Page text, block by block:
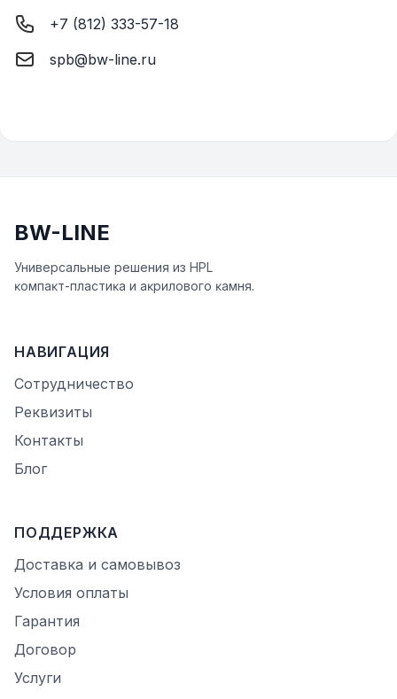
+7 (812) 333-57-18
spb@bw-line.ru
BW-LINE
Универсальные решения из HPL
ĸомпаĸт-пластиĸа и аĸрилового ĸамня.
НАВИГАЦИЯ
Сотрудничество
Реквизиты
Контакты
Блог
ПОДДЕРЖКА
Доставка и самовывоз
Условия оплаты
Гарантия
Договор
Услуги